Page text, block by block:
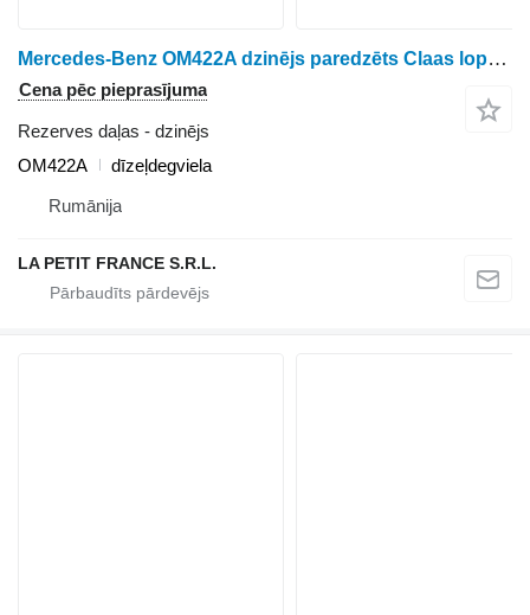
Mercedes-Benz OM422A dzinējs paredzēts Claas lopbarības kombaina
Cena pēc pieprasījuma
Rezerves daļas - dzinējs
OM422A
dīzeļdegviela
Rumānija
LA PETIT FRANCE S.R.L.